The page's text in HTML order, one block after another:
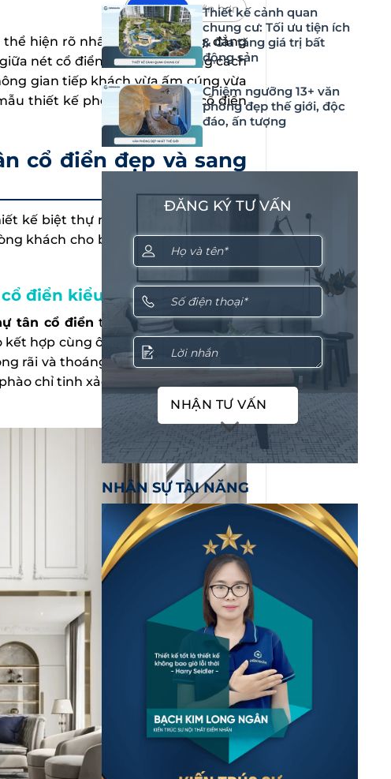
Mặc định Lớn hơn
hiện rõ nhất sự sang trọng, đẳng
nét cổ điển tinh tế và phong cách
gian tiếp khách vừa ấm cúng vừa
thiết kế phòng khách tân cổ điển
cổ điển đẹp và sang
kế biệt thự nhờ vẻ đẹp sang trọng
khách cho biệt thự tân cổ điển ấn
điển kiểu Châu Âu
tân cổ điển thông tầng mang đến
hợp cùng ô cửa kính lớn giúp ánh
rãi và thoáng đãng. Điểm nhấn nổi
chỉ tinh xảo, góp phần tái hiện vẻ
Thiết kế cảnh quan
chung cư: Tối ưu tiện ích
& Gia tăng giá trị bất
động sản
Chiêm ngưỡng 13+ văn
phòng đẹp thế giới, độc
đáo, ấn tượng
ĐĂNG KÝ TƯ VẤN
NHẬN TƯ VẤN
NHÂN SỰ TÀI NĂNG